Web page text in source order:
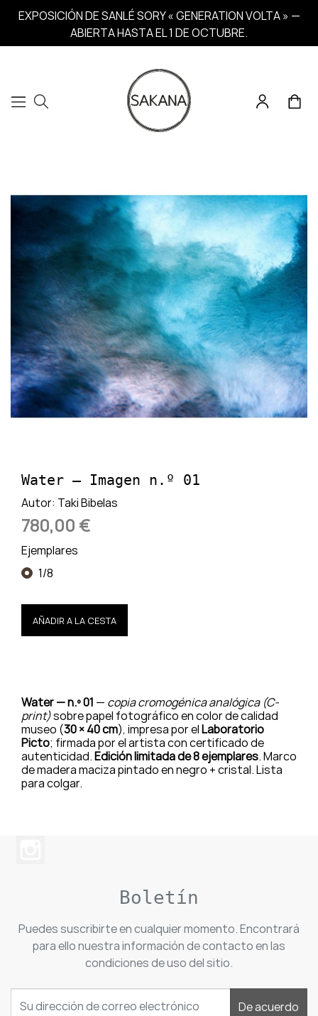
EXPOSICIÓN DE SANLÉ SORY « GENERATION VOLTA » —
ABIERTA HASTA EL 1 DE OCTUBRE.
Water — Imagen n.º 01
Autor: Taki Bibelas
780,00 €
Ejemplares
1/8
AÑADIR A LA CESTA
Water — n.º 01 — copia cromogénica analógica (C-
print)sobre papel fotográfico en color de calidad
museo (30 × 40 cm), impresa por elLaboratorio
Picto; firmada por el artista con certificado de
autenticidad.Edición limitada de 8 ejemplares. Marco
de madera maciza pintado en negro + cristal. Lista
para colgar.
Boletín
Puedes suscribirte en cualquier momento. Encontrará
para ello nuestra información de contacto en las
condiciones de uso del sitio.
De acuerdo